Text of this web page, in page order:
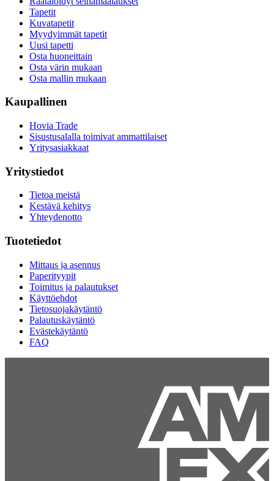
Tapetit
Kuvatapetit
Myydyimmät tapetit
Uusi tapetti
Osta huoneittain
Osta värin mukaan
Osta mallin mukaan
Kaupallinen
Hovia Trade
Sisustusalalla toimivat ammattilaiset
Yritysasiakkaat
Yritystiedot
Tietoa meistä
Kestävä kehitys
Yhteydenotto
Tuotetiedot
Mittaus ja asennus
Paperityypit
Toimitus ja palautukset
Käyttöehdot
Tietosuojakäytäntö
Palautuskäytäntö
Evästekäytäntö
FAQ